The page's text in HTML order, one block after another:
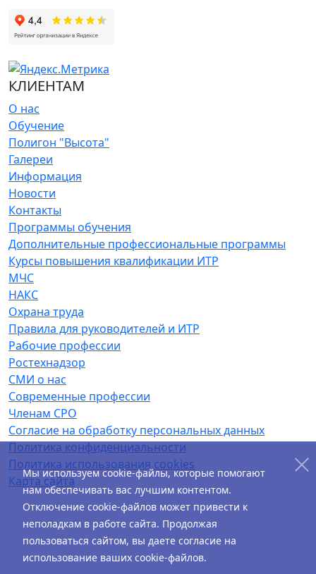
КЛИЕНТАМ
О нас
Обучение
Полигон "Высота"
Галереи
Информация
Новости
Контакты
Программы обучения
Дополнительные профессиональные программы
Курсы повышения квалификации ИТР
МЧС
НАКС
Охрана труда
Правила для руководителей и ИТР
Рабочие профессии
Ростехнадзор
СМИ о нас
Современные профессии
Членам СРО
Согласие на обработку персональных данных
Политика конфиденциальности
Политика использования cookies
Карта сайта
Мы используем cookie-файлы, которые помогают
нам обеспечивать вас лучшим контентом.
Отключение cookie-файлов может привести к
неполадкам в работе сайта. Продолжая
пользоваться сайтом, вы даете согласие на
использование ваших cookie-файлов.